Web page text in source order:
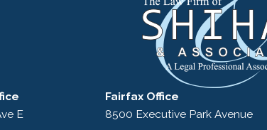
E
Fairfax Office
8500 Executive Park Avenue